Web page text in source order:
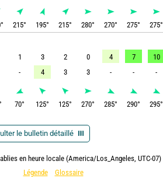
° 215° 195° 215° 280° 270° 275° 275°
1 3 2 0 4 7 10
- 4 3 3 - - -
70° 125° 125° 270° 285° 290° 295°
le bulletin détaillé
en heure locale (America/Los_Angeles, UTC-07)
Légende
Glossaire